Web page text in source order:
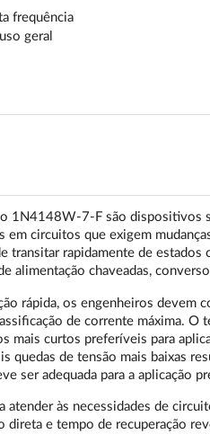
frequência
geral
1N4148W-7-F são dispositivos
circuitos que exigem
transitar rapidamente de
alimentação chaveadas,
rápida, os engenheiros devem
de corrente máxima. O
mais curtos preferíveis para
quedas de tensão mais baixas
ser adequada para a aplicação
às necessidades de
direta e tempo de recuperação